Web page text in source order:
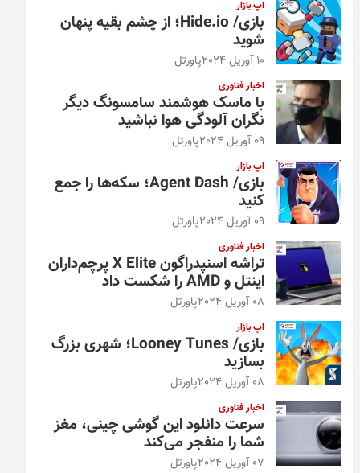
اپ بازار
بازی/ Hide.io؛ از چشم بقیه پنهان
شوید
10 آوریل 2024 پاورتل
اخبار فناوری
با ماسک هوشمند سامسونگ دیگر
نگران آلودگی هوا نباشید
09 آوریل 2024 پاورتل
اپ بازار
بازی/ Agent Dash؛ سکه‌ها را جمع
کنید
09 آوریل 2024 پاورتل
اخبار فناوری
تراشه اسنپدراگون X Elite پرچم‌داران
اینتل و AMD را شکست داد
08 آوریل 2024 پاورتل
اپ بازار
بازی/ Looney Tunes؛ شهری بزرگ
بسازید
08 آوریل 2024 پاورتل
اخبار فناوری
سرعت دانلود این گوشی چینی، مغز
شما را منفجر می‌کند
07 آوریل 2024 پاورتل